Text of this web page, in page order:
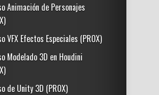
Animación de Personajes
VFX Efectos Especiales (PROX)
Modelado 3D en Houdini
de Unity 3D (PROX)